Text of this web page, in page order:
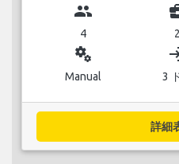
group
4 2
miscellaneous_services
Manual 3
詳細